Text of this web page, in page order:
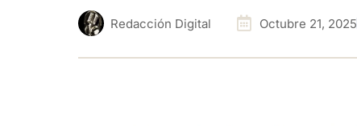
Redacción Digital Octubre 21, 2025